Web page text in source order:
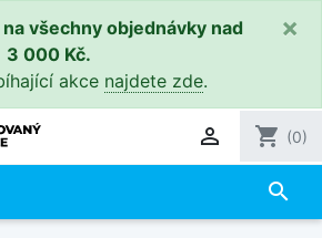
všechny objednávky nad
3 000 Kč.
akce najdete zde.
×
 shopping_cart (0)
search